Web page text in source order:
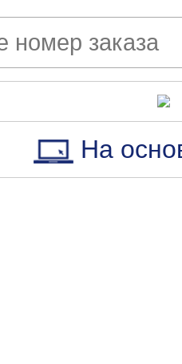
На